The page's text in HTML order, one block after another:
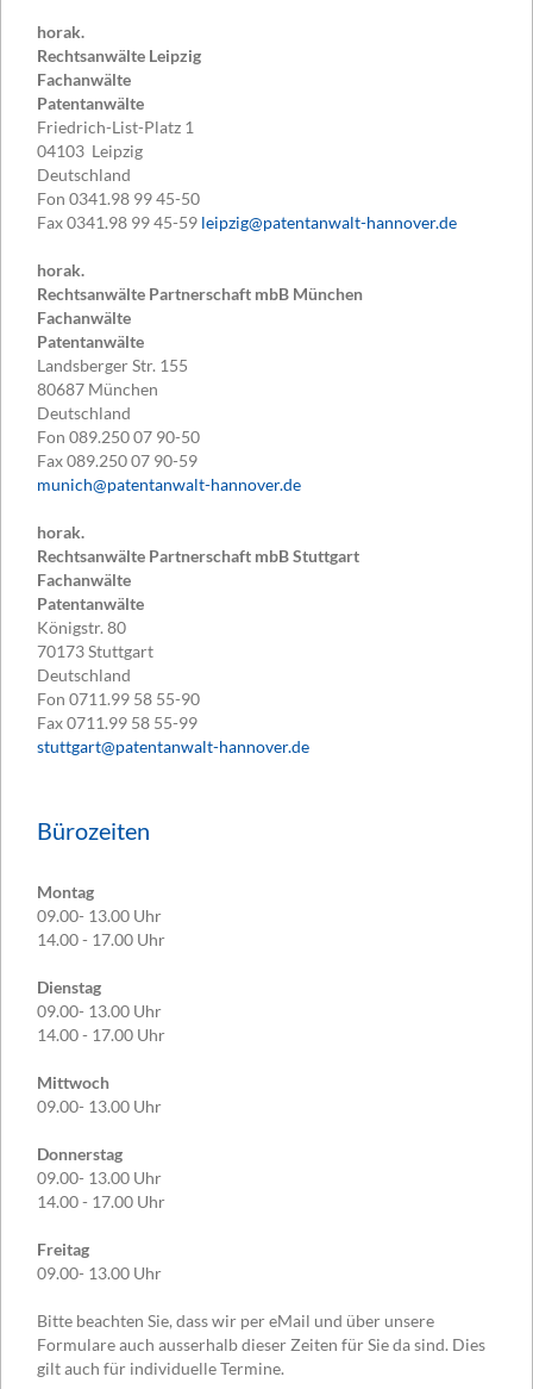
horak.
Rechtsanwälte Leipzig
Fachanwälte
Patentanwälte
Friedrich-List-Platz 1
04103 Leipzig
Deutschland
Fon 0341.98 99 45-50
Fax0341.98 99 45-59 leipzig@patentanwalt-hannover.de
horak.
Rechtsanwälte Partnerschaft mbB München
Fachanwälte
Patentanwälte
Landsberger Str. 155
80687 München
Deutschland
Fon 089.250 07 90-50
Fax089.250 07 90-59
munich@patentanwalt-hannover.de
horak.
Rechtsanwälte Partnerschaft mbB Stuttgart
Fachanwälte
Patentanwälte
Königstr. 80
70173Stuttgart
Deutschland
Fon 0711.99 58 55-90
Fax0711.99 58 55-99
stuttgart@patentanwalt-hannover.de
Bürozeiten
Montag
09.00- 13.00 Uhr
14.00 - 17.00 Uhr
Dienstag
09.00- 13.00 Uhr
14.00 - 17.00 Uhr
Mittwoch
09.00- 13.00 Uhr
Donnerstag
09.00- 13.00 Uhr
14.00 - 17.00 Uhr
Freitag
09.00- 13.00 Uhr
Bitte beachten Sie, dass wir per eMail und über unsere
Formulare auch ausserhalb dieser Zeiten für Sie da sind. Dies
gilt auch für individuelle Termine.